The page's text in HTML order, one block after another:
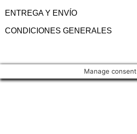
ENTREGA Y ENVÍO
CONDICIONES GENERALES
Manage consent